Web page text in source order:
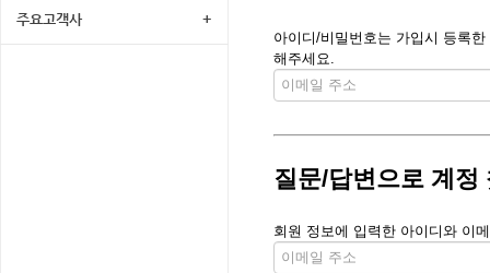
주요고객사 +
아이디/비밀번호는 가입시 등록
해주세요.
질문/답변으로 계정
회원 정보에 입력한 아이디와 이